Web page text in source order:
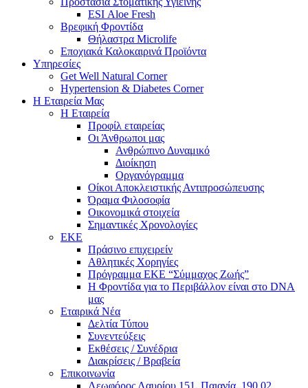
ESI Αloe Fresh
Βρεφική Φροντίδα
Θήλαστρα Microlife
Εποχιακά Καλοκαιρινά Προϊόντα
Υπηρεσίες
Get Well Natural Corner
Hypertension & Diabetes Corner
Η Εταιρεία Μας
Η Εταιρεία
Προφίλ εταιρείας
Οι Άνθρωποι μας
Ανθρώπινο Δυναμικό
Διοίκηση
Οργανόγραμμα
Οίκοι Αποκλειστικής Αντιπροσώπευσης
Όραμα Φιλοσοφία
Οικονομικά στοιχεία
Σημαντικές Χρονολογίες
ΕΚΕ
Πράσινο επιχειρείν
Αθλητικές Χορηγίες
Πρόγραμμα ΕΚΕ “Σύμμαχος Ζωής”
Η Φροντίδα για το Περιβάλλον είναι στο DNA
μας
Εταιρικά Νέα
Δελτία Τύπου
Συνεντεύξεις
Εκθέσεις / Συνέδρια
Διακρίσεις / Βραβεία
Επικοινωνία